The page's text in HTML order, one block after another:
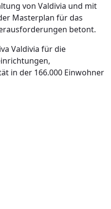
von Valdivia und mit
Masterplan für das
betont.
Valdivia für die
in der 166.000 Einwohner